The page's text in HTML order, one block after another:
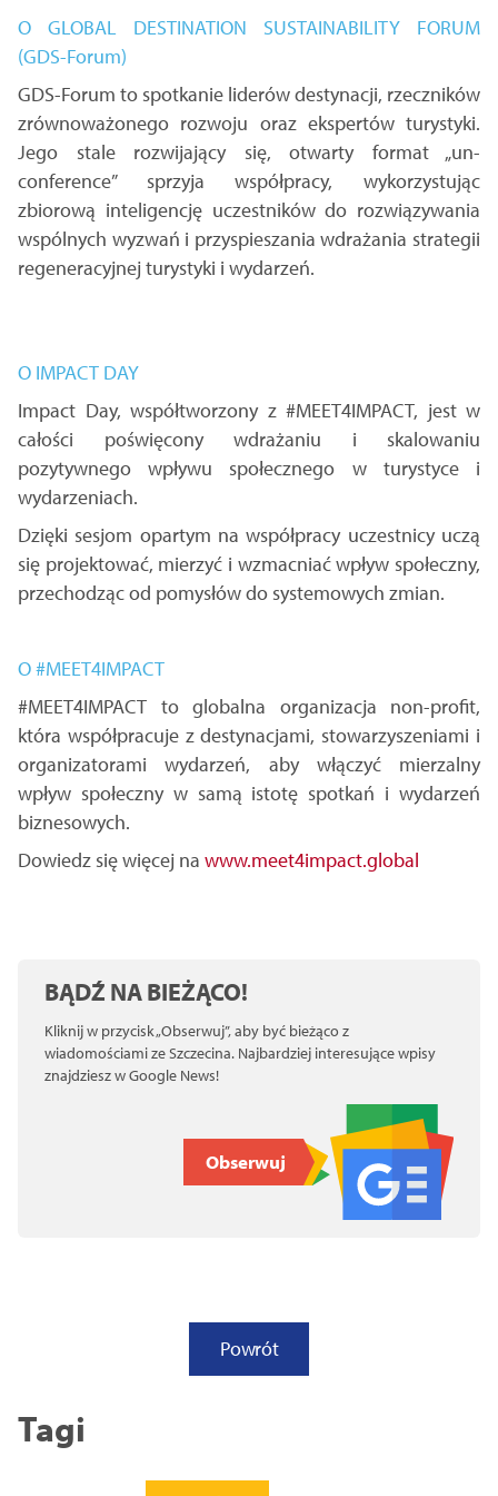
O GLOBAL DESTINATION SUSTAINABILITY FORUM
(GDS-Forum)
GDS-Forum to spotkanie liderów destynacji, rzeczników
zrównoważonego rozwoju oraz ekspertów turystyki.
Jego stale rozwijający się, otwarty format „un-
conference” sprzyja współpracy, wykorzystując
zbiorową inteligencję uczestników do rozwiązywania
wspólnych wyzwań i przyspieszania wdrażania strategii
regeneracyjnej turystyki i wydarzeń.
O IMPACT DAY
Impact Day, współtworzony z #MEET4IMPACT, jest w
całości poświęcony wdrażaniu i skalowaniu
pozytywnego wpływu społecznego w turystyce i
wydarzeniach.
Dzięki sesjom opartym na współpracy uczestnicy uczą
się projektować, mierzyć i wzmacniać wpływ społeczny,
przechodząc od pomysłów do systemowych zmian.
O #MEET4IMPACT
#MEET4IMPACT to globalna organizacja non-profit,
która współpracuje z destynacjami, stowarzyszeniami i
organizatorami wydarzeń, aby włączyć mierzalny
wpływ społeczny w samą istotę spotkań i wydarzeń
biznesowych.
Dowiedz się więcej na www.meet4impact.global
BĄDŹ NA BIEŻĄCO!
Kliknij w przycisk „Obserwuj”, aby być bieżąco z
wiadomościami ze Szczecina. Najbardziej interesujące wpisy
znajdziesz w Google News!
Obserwuj
Powrót
Tagi